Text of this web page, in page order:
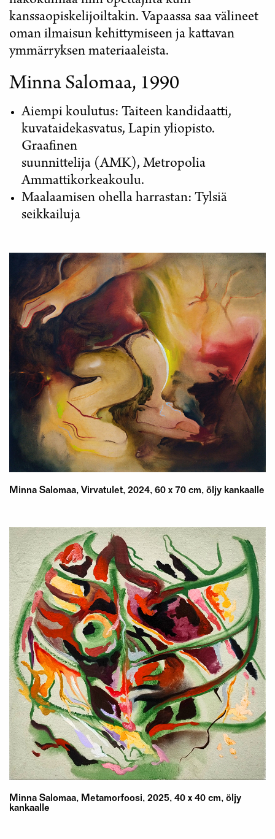
kanssaopiskelijoiltakin. Vapaassa saa välineet
oman ilmaisun kehittymiseen ja kattavan
ymmärryksen materiaaleista.
Minna Salomaa, 1990
Aiempi koulutus: Taiteen kandidaatti,
kuvataidekasvatus, Lapin yliopisto.
Graafinen
suunnittelija (AMK), Metropolia
Ammattikorkeakoulu.
Maalaamisen ohella harrastan: Tylsiä
seikkailuja
Minna Salomaa, Virvatulet, 2024, 60 x 70 cm, öljy kankaalle
Minna Salomaa, Metamorfoosi, 2025, 40 x 40 cm, öljy
kankaalle